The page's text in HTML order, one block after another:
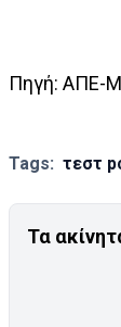
Πηγή: ΑΠΕ-
Tags: τεστ
Τα